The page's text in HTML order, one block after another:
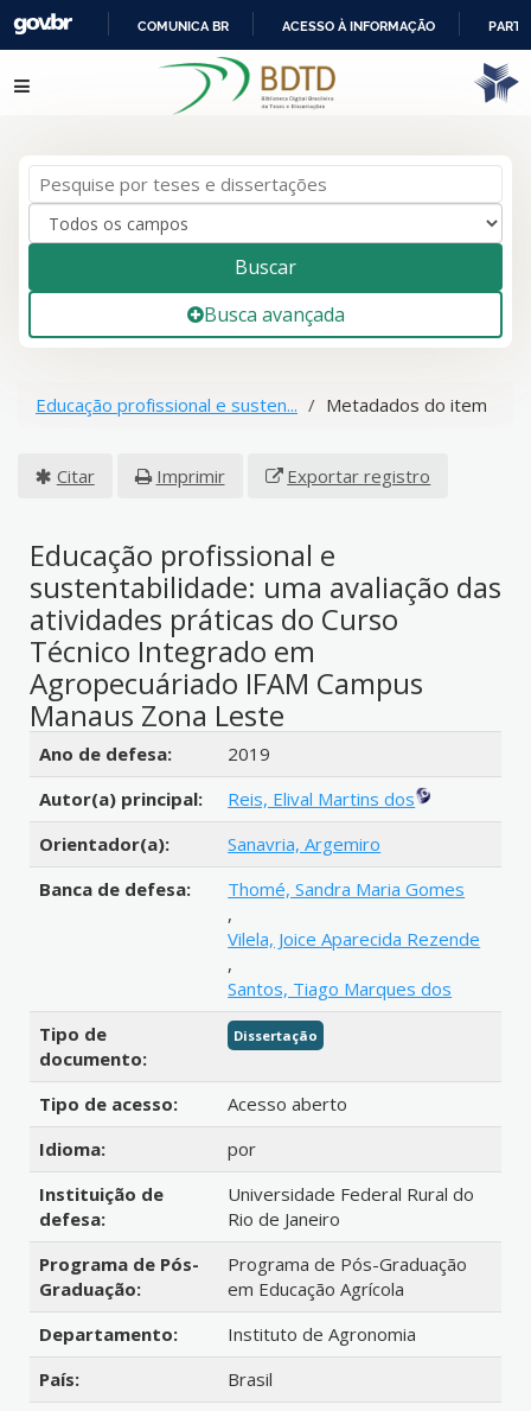
IR
PARA
COMUNICA BR ACESSO À INFORMAÇÃO
Pular para o conteúdo
Buscar
Busca avançada
Educação profissional e susten... Metadados do item
Citar Imprimir Exportar registro
Educação profissional e
sustentabilidade: uma avaliação das
atividades práticas do Curso
Técnico Integrado em
Agropecuáriado IFAM Campus
Manaus Zona Leste
Detalhes bibliográficos
Ano de defesa:
2019
Autor(a) principal:
Reis, Elival Martins dos
Orientador(a):
Sanavria, Argemiro
Banca de defesa:
Thomé, Sandra Maria Gomes
,
Vilela, Joice Aparecida Rezende
,
Santos, Tiago Marques dos
Tipo de
documento:
Dissertação
Tipo de acesso:
Acesso aberto
Idioma:
por
Instituição de
defesa:
Universidade Federal Rural do
Rio de Janeiro
Programa de Pós-
Graduação:
Programa de Pós-Graduação
em Educação Agrícola
Departamento:
Instituto de Agronomia
País:
Brasil